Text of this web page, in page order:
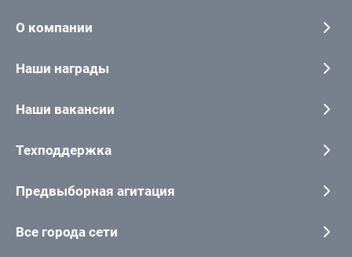
О компании
Наши награды
Наши вакансии
Техподдержка
Предвыборная агитация
Все города сети